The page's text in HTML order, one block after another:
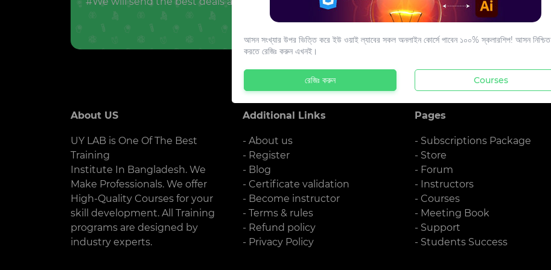
About US
UY LAB is One Of The Best
Training
Institute In Bangladesh. We
Make Professionals. We offer
High-Quality Courses for your
skill development. All Training
programs are designed by
industry experts.
Additional Links
- About us
- Register
- Blog
- Certificate validation
- Become instructor
- Terms & rules
- Refund policy
- Privacy Policy
Pages
- Subscriptions Package
- Store
- Forum
- Instructors
- Courses
- Meeting Book
- Support
- Students Success
আসন সংখ্যার উপর ভিত্তি করে ইউ ওয়াই ল্যাবের সকল অনলাইন কোর্সে পাবেন ১০০% স্কলারশিপ! আসন নিশ্চিত
করতে রেজিঃ করুন এখনই।
রেজিঃ করুন Courses